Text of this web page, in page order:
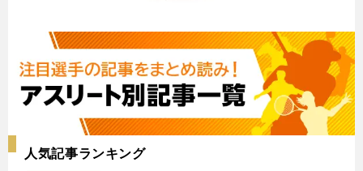
人気記事ランキング